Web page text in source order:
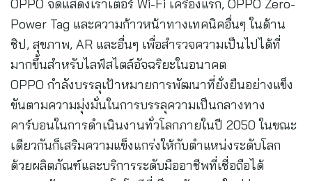
OPPO จัดแสดงเราเตอร์ Wi-Fi เครื่องแรก, OPPO Zero-
Power Tag และความก้าวหน้าทางเทคนิคอื่นๆ ในด้าน
ชิป, สุขภาพ, AR และอื่นๆ เพื่อสำรวจความเป็นไปได้ที่
มากขึ้นสำหรับไลฟ์สไตล์อัจฉริยะในอนาคต
OPPO กำลังบรรลุเป้าหมายการพัฒนาที่ยั่งยืนอย่างแข็ง
ขันตามความมุ่งมั่นในการบรรลุความเป็นกลางทาง
คาร์บอนในการดำเนินงานทั่วโลกภายในปี 2050 ในขณะ
เดียวกันก็เสริมความแข็งแกร่งให้กับตำแหน่งระดับโลก
ด้วยผลิตภัณฑ์และบริการระดับมืออาชีพที่เชื่อถือได้